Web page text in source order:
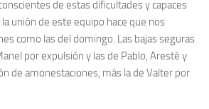
de estas dificultades y capaces
unión de este equipo hace que nos
como las del domingo. Las bajas seguras
por expulsión y las de Pablo, Aresté y
de amonestaciones, más la de Valter por